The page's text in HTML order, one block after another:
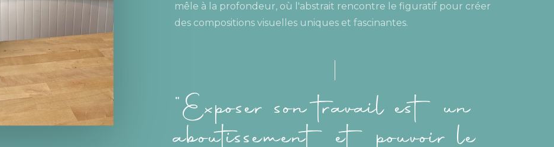
mêle à la profondeur, où l'abstrait rencontre le figuratif pour créer
des compositions visuelles uniques et fascinantes.
“Exposer son travail est un